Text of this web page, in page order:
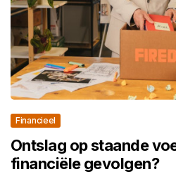
Financieel
Ontslag op staande
financiële gevolgen?